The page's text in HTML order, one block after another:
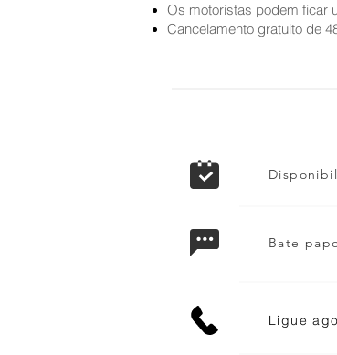
Os motoristas podem ficar
Cancelamento gratuito de
Bate
Ligue